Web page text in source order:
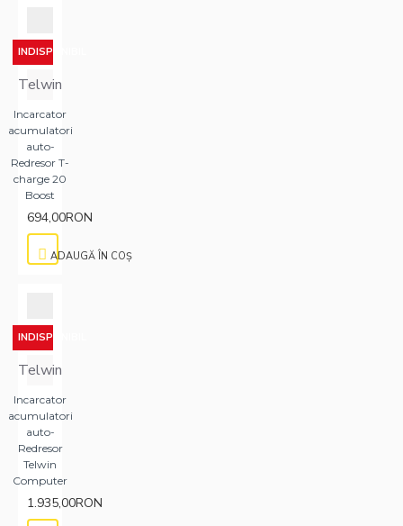
INDISPONIBIL
Telwin
Incarcator
acumulatori
auto-
Redresor T-
charge 20
Boost
694,00RON
ADAUGĂ ÎN COŞ
INDISPONIBIL
Telwin
Incarcator
acumulatori
auto-
Redresor
Telwin
Computer
1.935,00RON